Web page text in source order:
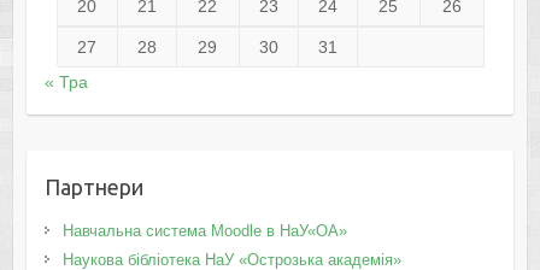
20 21 22 23 24 25 26
27 28 29 30
31
« Тра
Партнери
Навчальна система Moodle в НаУ«ОА»
Наукова бібліотека НаУ «Острозька академія»